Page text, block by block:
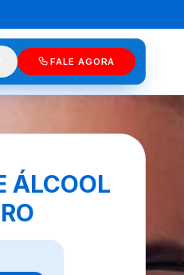
FALE AGORA
ÁLCOOL